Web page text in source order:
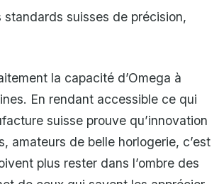
suisses de précision,
la capacité d’Omega à
En rendant accessible ce qui
suisse prouve qu’innovation
amateurs de belle horlogerie, c’est
plus rester dans l’ombre des